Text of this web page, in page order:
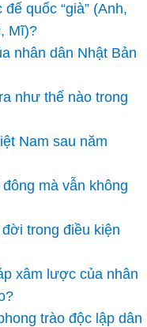
quốc “già” (Anh,
Mĩ)?
nhân dân Nhật Bản
như thế nào trong
Nam sau năm
mà vẫn không
trong điều kiện
xâm lược của nhân
trào độc lập dân